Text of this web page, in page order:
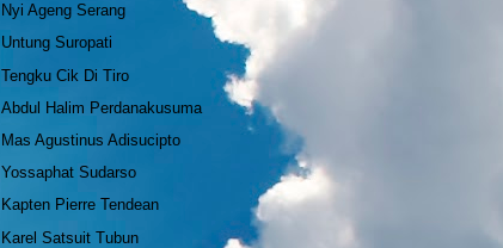
Nyi Ageng Serang
Untung Suropati
Tengku Cik Di Tiro
Abdul Halim Perdanakusuma
Mas Agustinus Adisucipto
Yossaphat Sudarso
Kapten Pierre Tendean
Karel Satsuit Tubun